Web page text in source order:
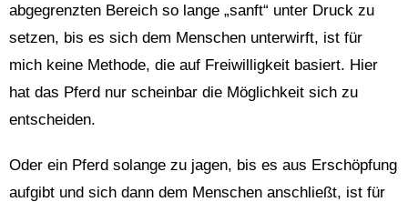
abgegrenzten Bereich so lange „sanft“ unter Druck zu
setzen, bis es sich dem Menschen unterwirft, ist für
mich keine Methode, die auf Freiwilligkeit basiert. Hier
hat das Pferd nur scheinbar die Möglichkeit sich zu
entscheiden.
Oder ein Pferd solange zu jagen, bis es aus Erschöpfung
aufgibt und sich dann dem Menschen anschließt, ist für